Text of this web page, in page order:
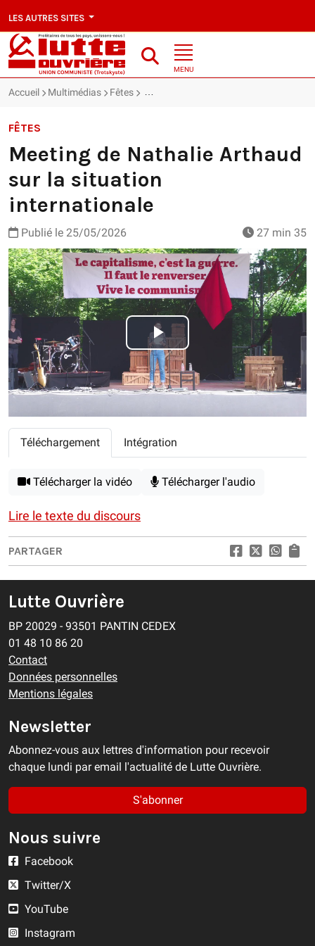
LES AUTRES SITES
MENU
Accueil Multimédias Fêtes Meeting de Nathalie Arthaud sur la
FÊTES
Meeting de Nathalie Arthaud
sur la situation
internationale
Publié le 25/05/2026 27 min 35
Play
Video
Téléchargement Intégration
Télécharger la vidéo Télécharger l'audio
Lire le texte du discours
PARTAGER
Lutte Ouvrière
BP 20029 - 93501 PANTIN CEDEX
01 48 10 86 20
Contact
Données personnelles
Mentions légales
Newsletter
Abonnez-vous aux lettres d'information pour recevoir
chaque lundi par email l'actualité de Lutte Ouvrière.
S'abonner
Nous suivre
Facebook
Twitter/X
YouTube
Instagram